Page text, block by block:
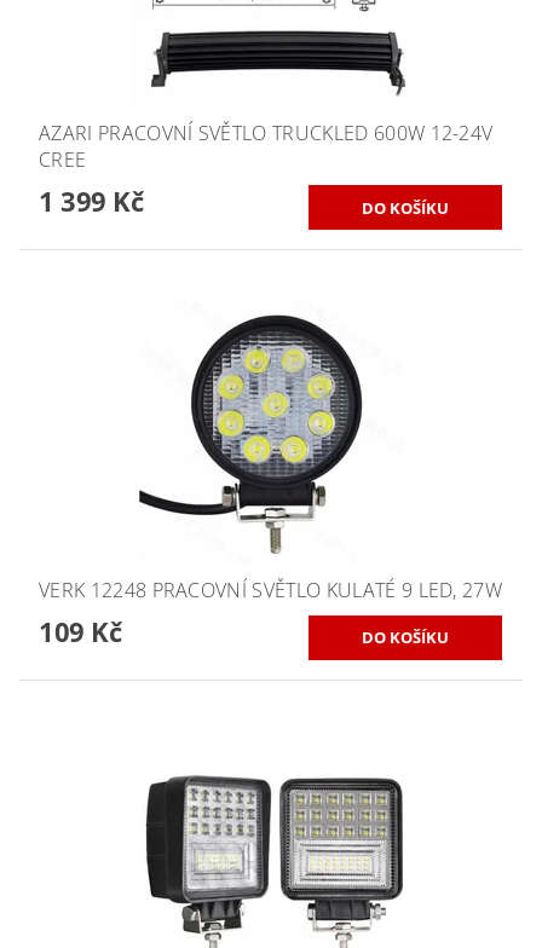
AZARI PRACOVNÍ SVĚTLO TRUCKLED 600W 12-24V
CREE
1 399 Kč
VERK 12248 PRACOVNÍ SVĚTLO KULATÉ 9 LED, 27W
109 Kč